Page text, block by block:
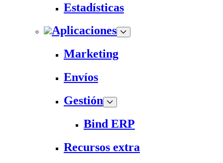
Estadísticas
Aplicaciones
Marketing
Envíos
Gestión
Bind ERP
Recursos extra